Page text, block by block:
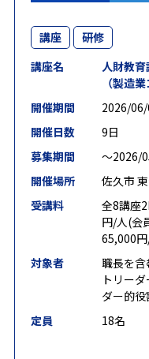
講座
研修
講座名
人財教
（製造業
開催期間
2026/
開催日数
9日
募集期間
〜2026/
開催場所
佐久市
受講料
全8講座
円/人(会
65,000
対象者
職長を含
トリー
ダー的
定員
18名